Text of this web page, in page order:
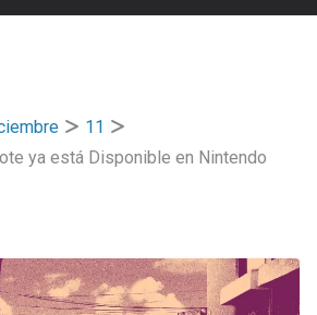
11
ya está Disponible en Nintendo